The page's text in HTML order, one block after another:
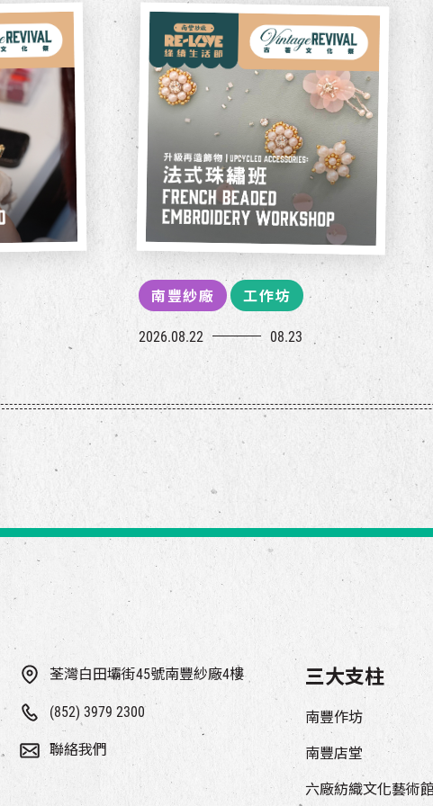
南豐紗廠 工作坊
2026.08.22 08.23
荃灣白田壩街45號南豐紗廠4樓
(852) 3979 2300
聯絡我們
三大支柱
南豐作坊
南豐店堂
六廠紡織文化藝術